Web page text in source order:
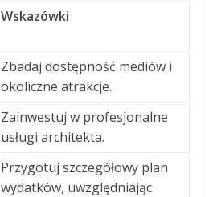
Wskazówki
Zbadaj dostępność mediów i
okoliczne atrakcje.
Zainwestuj w profesjonalne
usługi architekta.
Przygotuj szczegółowy plan
wydatków, uwzględniając